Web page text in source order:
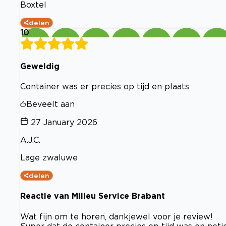
Boxtel
delen
10
Geweldig
Container was er precies op tijd en plaats
Beveelt aan
27 January 2026
A.J.C.
Lage zwaluwe
delen
Reactie van Milieu Service Brabant
Wat fijn om te horen, dankjewel voor je review!